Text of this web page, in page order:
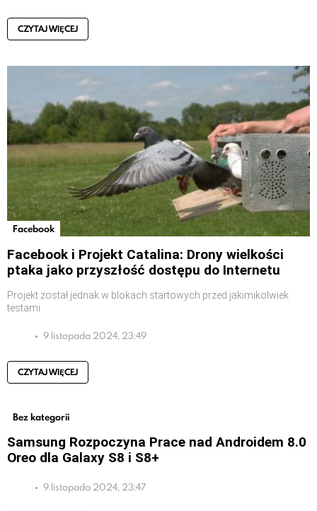
CZYTAJ WIĘCEJ
Facebook
Facebook i Projekt Catalina: Drony wielkości
ptaka jako przyszłość dostępu do Internetu
Projekt został jednak w blokach startowych przed jakimikolwiek
testami
9 listopada 2024, 23:49
CZYTAJ WIĘCEJ
Bez kategorii
Samsung Rozpoczyna Prace nad Androidem 8.0
Oreo dla Galaxy S8 i S8+
9 listopada 2024, 23:47